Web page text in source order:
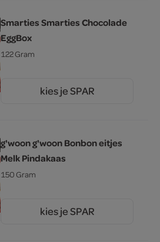
Smarties Smarties Chocolade
EggBox
122 Gram
kies je SPAR
g'woon g'woon Bonbon eitjes
Melk Pindakaas
150 Gram
kies je SPAR